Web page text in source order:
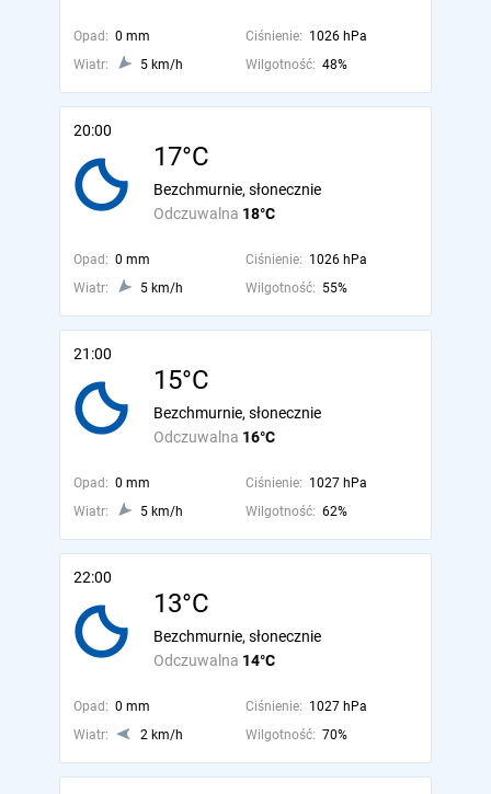
Opad: 0 mm Ciśnienie: 1026 hPa
Wiatr:
5 km/h Wilgotność: 48%
20:00
17°C
Odczuwalna 18°C
Bezchmurnie, słonecznie
Opad: 0 mm Ciśnienie: 1026 hPa
Wiatr:
5 km/h Wilgotność: 55%
21:00
15°C
Odczuwalna 16°C
Bezchmurnie, słonecznie
Opad: 0 mm Ciśnienie: 1027 hPa
Wiatr:
5 km/h Wilgotność: 62%
22:00
13°C
Odczuwalna 14°C
Bezchmurnie, słonecznie
Opad: 0 mm Ciśnienie: 1027 hPa
Wiatr:
2 km/h Wilgotność: 70%